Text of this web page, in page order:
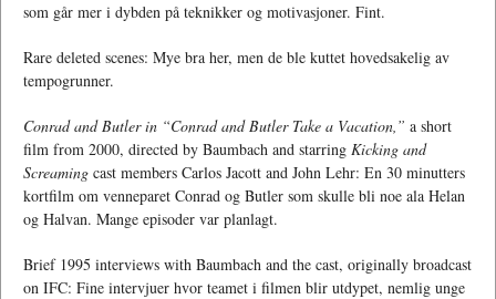
som går mer i dybden på teknikker og motivasjoner. Fint.
Rare deleted scenes: Mye bra her, men de ble kuttet hovedsakelig av
tempogrunner.
Conrad and Butler in “Conrad and Butler Take a Vacation,” a short
film from 2000, directed by Baumbach and starring Kicking and
Screaming cast members Carlos Jacott and John Lehr: En 30 minutters
kortfilm om venneparet Conrad og Butler som skulle bli noe ala Helan
og Halvan. Mange episoder var planlagt.
Brief 1995 interviews with Baumbach and the cast, originally broadcast
on IFC: Fine intervjuer hvor teamet i filmen blir utdypet, nemlig unge